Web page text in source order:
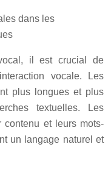
dans les
il est crucial de
vocale. Les
plus longues et plus
textuelles. Les
contenu et leurs mots-
un langage naturel et